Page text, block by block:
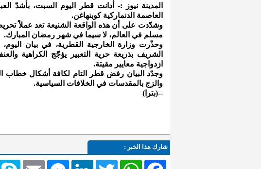
المدينة نيوز :- أدانت قطر اليوم السبت،
العاصمة الدنماركية كوبنهاغن.
وشدّدت على أن هذه الواقعة الشنيعة تعد عملاً
مسلم في العالم، لا سيما في شهر رمضان المبارك.
وحذّرت وزارة الخارجية القطرية، في بيان
الشريف بذريعة حرية التعبير يؤجّج الكراهية
ازدواجية معايير مقيتة.
وجدّد البيان رفض قطر التام لكافة أشكال خطاب
والزج بالمقدسات في الخلافات السياسية.
--(بترا)
شارك هذا الخبر :
Skype EmailMessengerLinkedIn TwitterWhatsAppFacebook